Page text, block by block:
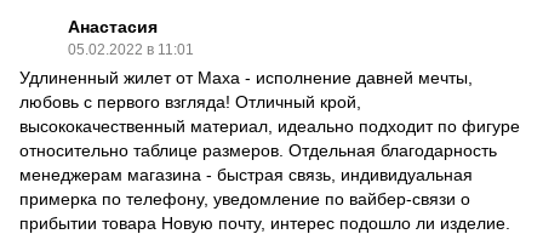
Анастасия
05.02.2022 в 11:01
Удлиненный жилет от Maxa - исполнение давней мечты,
любовь с первого взгляда! Отличный крой,
высококачественный материал, идеально подходит по фигуре
относительно таблице размеров. Отдельная благодарность
менеджерам магазина - быстрая связь, индивидуальная
примерка по телефону, уведомление по вайбер-связи о
прибытии товара Новую почту, интерес подошло ли изделие.